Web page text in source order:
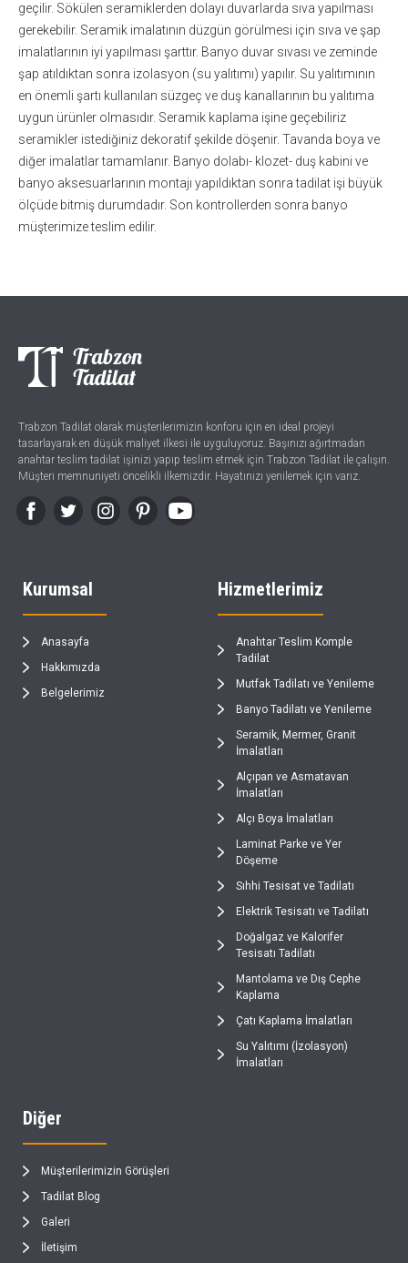
geçilir. Sökülen seramiklerden dolayı duvarlarda sıva yapılması
gerekebilir. Seramik imalatının düzgün görülmesi için sıva ve şap
imalatlarının iyi yapılması şarttır. Banyo duvar sıvası ve zeminde
şap atıldıktan sonra izolasyon (su yalıtımı) yapılır. Su yalıtımının
en önemli şartı kullanılan süzgeç ve duş kanallarının bu yalıtıma
uygun ürünler olmasıdır. Seramik kaplama işine geçebiliriz
seramikler istediğiniz dekoratif şekilde döşenir. Tavanda boya ve
diğer imalatlar tamamlanır. Banyo dolabı- klozet- duş kabini ve
banyo aksesuarlarının montajı yapıldıktan sonra tadilat işi büyük
ölçüde bitmiş durumdadır. Son kontrollerden sonra banyo
müşterimize teslim edilir.
Trabzon Tadilat olarak müşterilerimizin konforu için en ideal projeyi
tasarlayarak en düşük maliyet ilkesi ile uyguluyoruz. Başınızı ağırtmadan
anahtar teslim tadilat işinizi yapıp teslim etmek için Trabzon Tadilat ile çalışın.
Müşteri memnuniyeti öncelikli ilkemizdir. Hayatınızı yenilemek için varız.
Kurumsal
Anasayfa
Hakkımızda
Belgelerimiz
Hizmetlerimiz
Anahtar Teslim Komple
Tadilat
Mutfak Tadilatı ve Yenileme
Banyo Tadilatı ve Yenileme
Seramik, Mermer, Granit
İmalatları
Alçıpan ve Asmatavan
İmalatları
Alçı Boya İmalatları
Laminat Parke ve Yer
Döşeme
Sıhhi Tesisat ve Tadilatı
Elektrik Tesisatı ve Tadilatı
Doğalgaz ve Kalorifer
Tesisatı Tadilatı
Mantolama ve Dış Cephe
Kaplama
Çatı Kaplama İmalatları
Su Yalıtımı (İzolasyon)
İmalatları
Diğer
Müşterilerimizin Görüşleri
Tadilat Blog
Galeri
İletişim